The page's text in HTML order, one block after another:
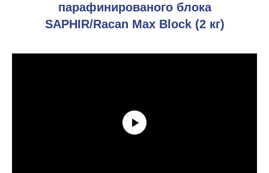
парафинированого блока
SAPHIR/Racan Max Block (2 кг)